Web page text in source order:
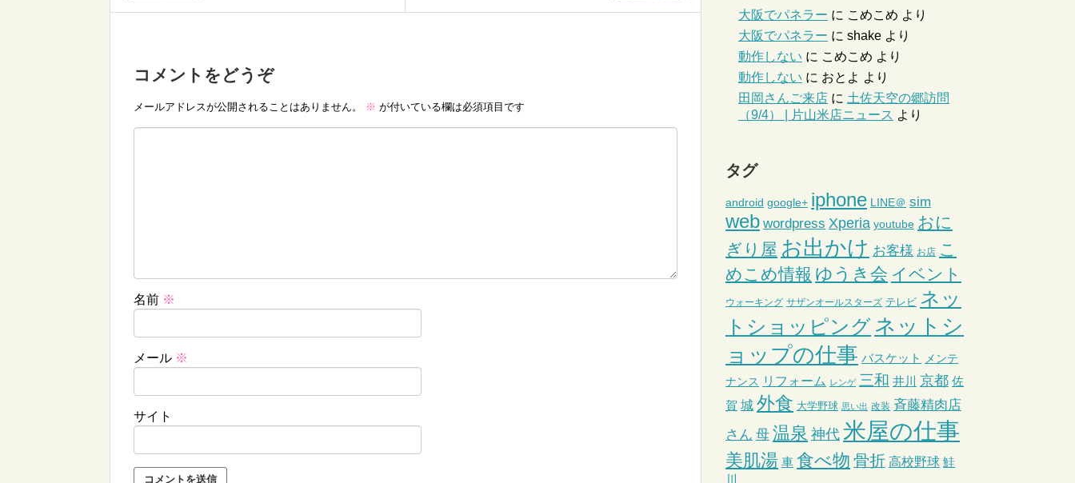
コメントをどうぞ
メールアドレスが公開されることはありません。 ※ が付いている欄は必須項目です
名前 ※
メール ※
サイト
大阪でパネラー に こめこめ より
大阪でパネラー に shake より
動作しない に こめこめ より
動作しない に おとよ より
田岡さんご来店 に 土佐天空の郷訪問
（9/4） | 片山米店ニュース より
タグ
android google+ iphone LINE＠ sim
web wordpress Xperia youtube おに
ぎり屋 お出かけ お客様 お店 こ
めこめ情報 ゆうき会 イベント
ウォーキング サザンオールスターズ テレビ ネッ
トショッピングネットシ
ョップの仕事 バスケット
メンテ
ナンス リフォーム レンゲ 三和 井川 京都 佐
賀 城 外食 大学野球 思い出 改装 斉藤精肉店
さん 母 温泉 神代 米屋の仕事
美肌湯 車 食べ物 骨折 高校野球 鮭
川